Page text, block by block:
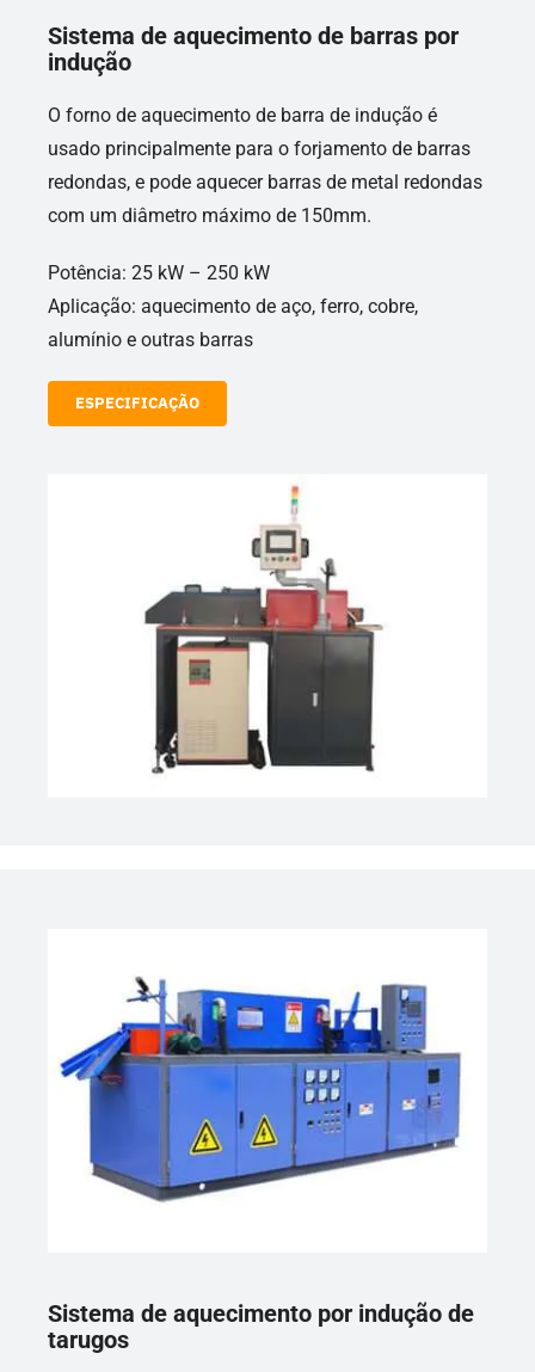
Sistema de aquecimento de barras por
indução
O forno de aquecimento de barra de indução é
usado principalmente para o forjamento de barras
redondas, e pode aquecer barras de metal redondas
com um diâmetro máximo de 150mm.
Potência: 25 kW – 250 kW
Aplicação: aquecimento de aço, ferro, cobre,
alumínio e outras barras
ESPECIFICAÇÃO
Sistema de aquecimento por indução de
tarugos